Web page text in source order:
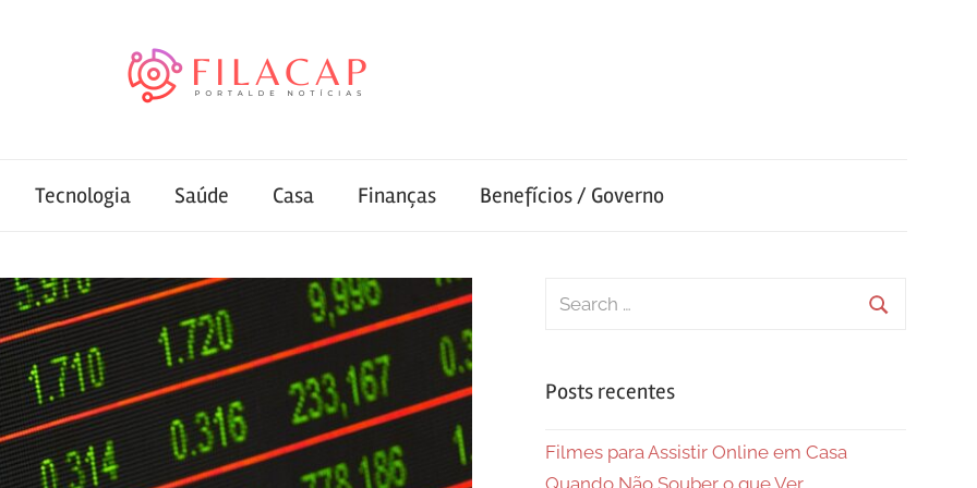
Tecnologia Saúde Casa Finanças Benefícios / Governo
Search
Posts recentes
Filmes para Assistir Online em Casa